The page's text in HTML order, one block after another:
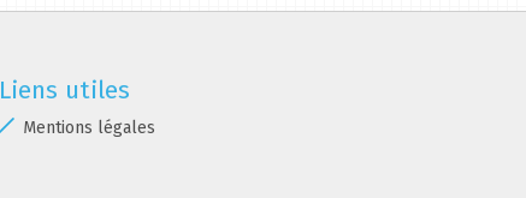
Liens utiles
Mentions légales